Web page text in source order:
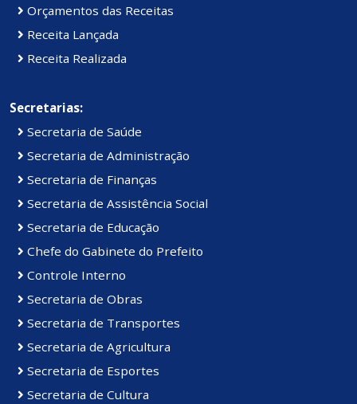
Orçamentos das Receitas
Receita Lançada
Receita Realizada
Secretarias:
Secretaria de Saúde
Secretaria de Administração
Secretaria de Finanças
Secretaria de Assistência Social
Secretaria de Educação
Chefe do Gabinete do Prefeito
Controle Interno
Secretaria de Obras
Secretaria de Transportes
Secretaria de Agricultura
Secretaria de Esportes
Secretaria de Cultura